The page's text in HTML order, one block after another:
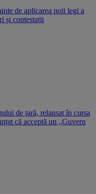
de aplicarea noii legi a
și contestații
de țară, relansat în cursa
că acceptă un „Guvern